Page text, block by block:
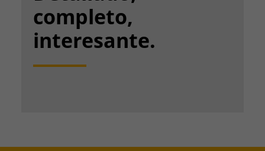
completo,
interesante.